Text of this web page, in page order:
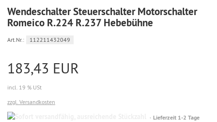
Wendeschalter Steuerschalter Motorschalter
Romeico R.224 R.237 Hebebühne
Art.Nr.: 112211432049
183,43 EUR
incl. 19 % USt
zzgl. Versandkosten
Sofort
Lieferzeit 1-2 Tage